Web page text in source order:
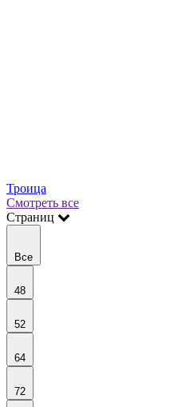
Троица
Смотреть все
Страниц
Все
48
52
64
72